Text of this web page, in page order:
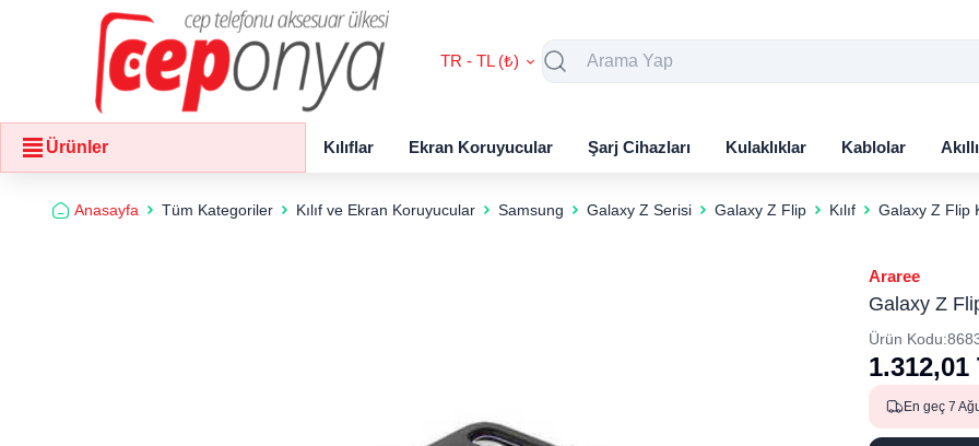
TR - TL (₺)
Ürünler Kılıflar Ekran Koruyucular Şarj Cihazları Kulaklıklar Kablolar
Anasayfa Tüm Kategoriler Kılıf ve Ekran Koruyucular Samsung Galaxy Z Serisi Galaxy Z Flip Kılıf Galaxy Z Flip
Araree
Galaxy Z
Ürün Kodu:
1.312,01
En geç 7